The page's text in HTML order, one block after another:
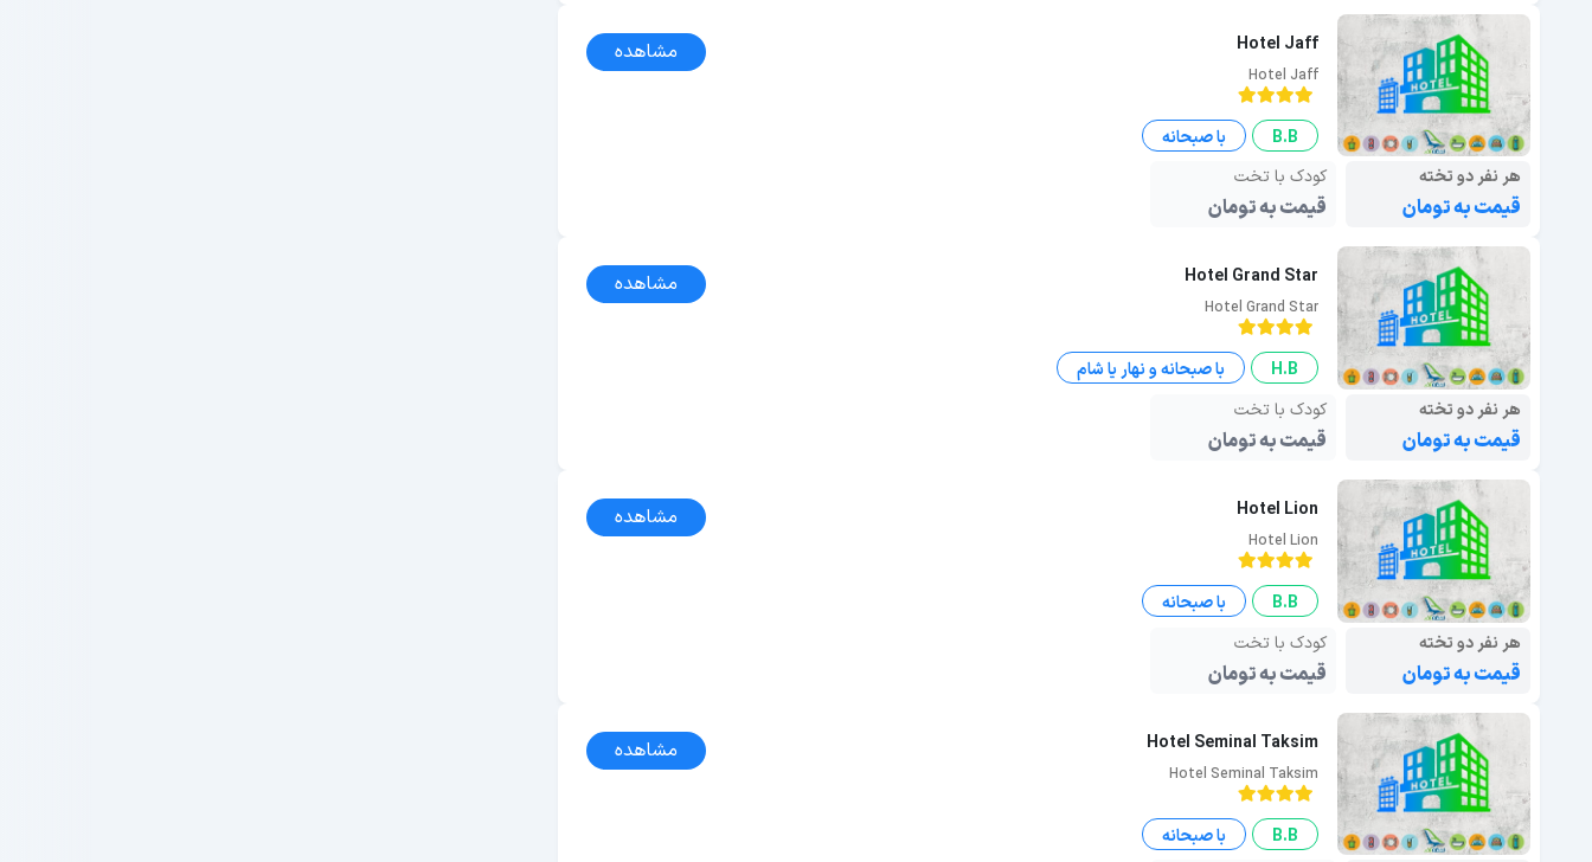
Hotel Jaff
Hotel Jaff
مشاهده
B.B
با صبحانه
هر نفر دو تخته
قیمت به تومان
کودک با تخت
قیمت به تومان
Hotel Grand Star
Hotel Grand Star
مشاهده
H.B
با صبحانه و نهار یا شام
هر نفر دو تخته
قیمت به تومان
کودک با تخت
قیمت به تومان
Hotel Lion
Hotel Lion
مشاهده
B.B
با صبحانه
هر نفر دو تخته
قیمت به تومان
کودک با تخت
قیمت به تومان
Hotel Seminal Taksim
Hotel Seminal Taksim
مشاهده
B.B با صبحانه